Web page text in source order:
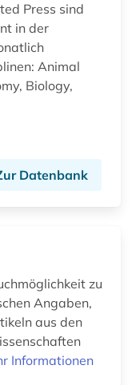
deutschland offenlegungsschrift (1)
Press sind
in der
Biology,
Datenbank
zu
Angaben,
aus den
Informationen